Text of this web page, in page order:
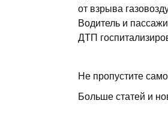
от взрыва
Водитель и
ДТП
Не пропустите
Больше статей и